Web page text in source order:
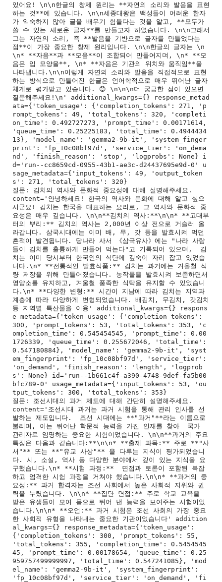
있어요! \n\n한글의 창제 원리는 **자연의 소리와 발음을 표현
하는 것**에 있습니다. \n\n세종대왕은 백성들이 어려운 한자
가 익숙하지 않아 글을 배우기 힘들다는 것을 알고, **모두가
쓸 수 있는 새로운 글자**를 만들고자 하였습니다. \n\n그래서
그는 자연의 소리, 즉 **발음을 기반으로 글자를 만들었다는
점**이 가장 중요한 창제 원리입니다. \n\n한글의 글자는 \n
\n* **자음**과 **모음**이 조합되어 만들어지며, \n* **모
음은 입 모양을**, \n* **자음은 기관의 위치와 움직임**을
나타냅니다.\n\n이렇게 자연의 소리와 발음을 직접적으로 표현
하는 방식으로 만들어진 한글은 언어학적으로 매우 뛰어난 글자
체계로 평가받고 있습니다. 😊 \n\n\n더 궁금한 점이 있으면
질문해주세요!\n' additional_kwargs={} response_metad
ata={'token_usage': {'completion_tokens': 271, 'p
rompt_tokens': 49, 'total_tokens': 320, 'completi
on_time': 0.492727273, 'prompt_time': 0.00171614,
'queue_time': 0.25225183, 'total_time': 0.4944434
13}, 'model_name': 'gemma2-9b-it', 'system_finger
print': 'fp_10c08bf97d', 'service_tier': 'on_dema
nd', 'finish_reason': 'stop', 'logprobs': None} i
d='run--cc8659cd-0955-43b1-ae3c-d24437695e9d-0' u
sage_metadata={'input_tokens': 49, 'output_token
s': 271, 'total_tokens': 320}
질문: 김치의 역사와 문화적 중요성에 대해 설명해주세요.
content='안녕하세요! 한국의 역사와 문화에 대해 알고 싶으
시군요! 김치는 한국을 대표하는 요리로, 그 역사와 문화적 중
요성은 매우 깊습니다. \n\n**김치의 역사:**\n\n* **고대부
터의 뿌리:** 김치의 역사는 2,000년 이상 전으로 거슬러 올
라갑니다. 삼국시대에는 이미 배, 무, 갓 등을 발효시켜 먹던
흔적이 발견됩니다. 당나라 사서 《삼국유사》에는 "나라 사람
들이 김치를 훌륭하게 만들어 먹는다"고 기록되어 있으며,  김
치는 이미 당시부터 한국인의 식단에 깊숙이 자리 잡고 있었습
니다.\n* **전통적인 발효식품:** 김치는 과거에는 겨울철 식
량 저장을 위해 만들어졌습니다. 농작물을 발효시켜 보존하면서
영양소를 유지하고, 겨울철 풍족한 식탁을 유지할 수 있었습니
다.\n* **다양한 변형:** 시간이 지남에 따라 김치는 지역과
계층에 따라 다양하게 변형되었습니다. 배김치, 무김치, 갓김치
등 지역별 특산물을 이용' additional_kwargs={} respons
e_metadata={'token_usage': {'completion_tokens':
300, 'prompt_tokens': 53, 'total_tokens': 353, 'c
ompletion_time': 0.545454545, 'prompt_time': 0.00
1726339, 'queue_time': 0.255672046, 'total_time':
0.547180884}, 'model_name': 'gemma2-9b-it', 'syst
em_fingerprint': 'fp_10c08bf97d', 'service_tier':
'on_demand', 'finish_reason': 'length', 'logprob
s': None} id='run--1b661c4f-a390-4748-9def-fa5b00
bfc789-0' usage_metadata={'input_tokens': 53, 'ou
tput_tokens': 300, 'total_tokens': 353}
질문: 조선시대의 과거 제도에 대해 간단히 설명해주세요.
content='조선시대 과거는 과거 시험을 통해 관리 인사를 선
발하는 제도입니다.  조선 시대에는 **"과거"**라는 이름으로
불리며, 이는 뛰어난 학문적 능력을 가진 인재를 찾아  국가
관리자로 임명하는 중요한 시험이었습니다. \n\n**과거의 주요
특징은 다음과 같습니다:**\n\n* **출제 과목:** 주로 **"사
서"** 또는 **"유교 사상"** 을 다루는 지식이 평가되었습니
다. 시, 소설, 역사 등 다양한 분야에서 깊이 있는 지식을 요
구했습니다.\n* **시험 과정:**  면접과 토론이 포함된 복잡
하고 엄격한 시험 과정을 거쳐야 했습니다.\n\n* **과거의 중
요성:** 과거 합격자는 조선 사회에서 높은 사회적 지위와 권
력을 누렸습니다. \n\n* **집단 면접:** 주로 학교 교육을
받은 유생들이 모여 몸으로 뛰어 낸 능력을 보여주는 시험이었
습니다.\n\n* **오언:** 과거 시험은 조선 사회의 가장 중요
한 사회적 유형을 나타내는 중요한 기관이었습니다' addition
al_kwargs={} response_metadata={'token_usage':
{'completion_tokens': 300, 'prompt_tokens': 55,
'total_tokens': 355, 'completion_time': 0.5454545
45, 'prompt_time': 0.00178654, 'queue_time': 0.25
959757499999997, 'total_time': 0.547241085}, 'mod
el_name': 'gemma2-9b-it', 'system_fingerprint':
'fp_10c08bf97d', 'service_tier': 'on_demand', 'fi